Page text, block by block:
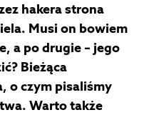
hakera strona
Musi on bowiem
a po drugie – jego
Bieżąca
o czym pisaliśmy
Warto także